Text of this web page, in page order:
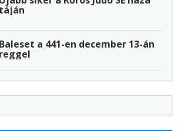
táján
Baleset a 441-en december 13-án
reggel